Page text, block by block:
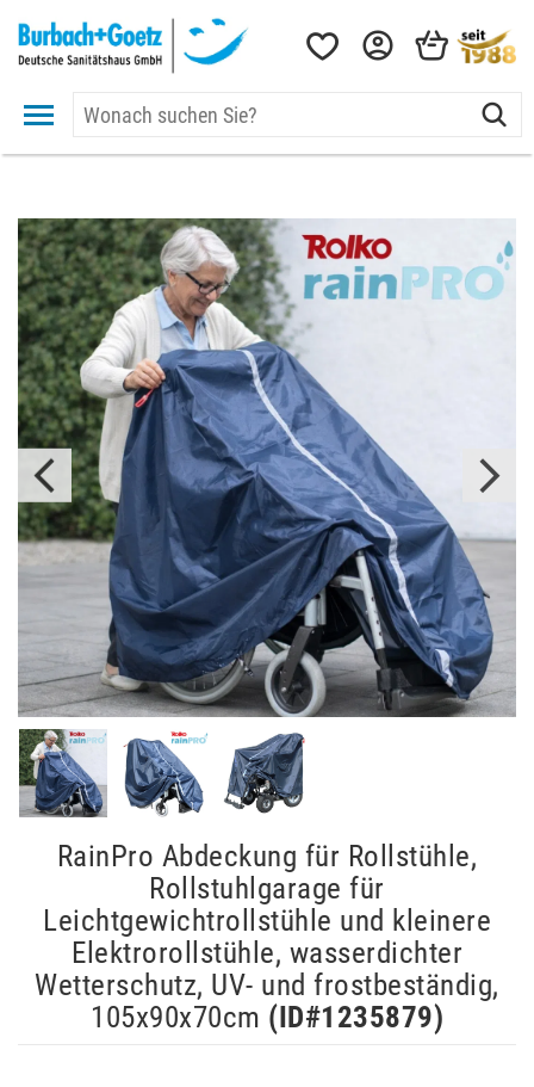
RainPro Abdeckung für Rollstühle,
Rollstuhlgarage für
Leichtgewichtrollstühle und kleinere
Elektrorollstühle, wasserdichter
Wetterschutz, UV- und frostbeständig,
105x90x70cm (ID#1235879)